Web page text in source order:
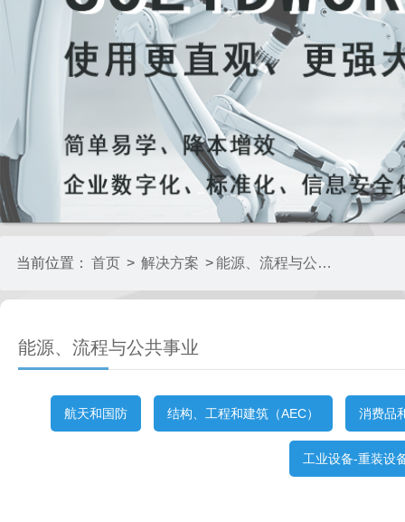
当前位置： 首页 > 解决方案 > 能源、流程与公共事业
能源、流程与公共事业
航天和国防 结构、工程和建筑（AEC） 消费品
工业设备-重装设